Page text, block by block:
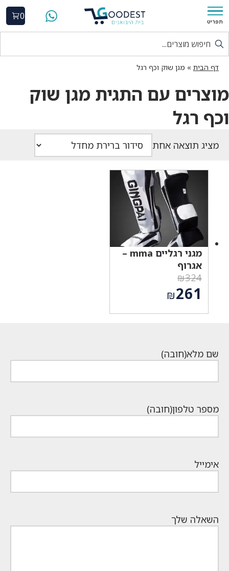
תפריט
0
דף הבית » מגן שוק וכף רגל
מוצרים עם התגית מגן שוק
וכף רגל
מציג תוצאה אחת
מגני רגליים mma –
אגרוף
₪324
המחיר
המקורי
היה:
₪261
שם מלא(חובה)
מספר טלפון(חובה)
אימייל
השאלה שלך